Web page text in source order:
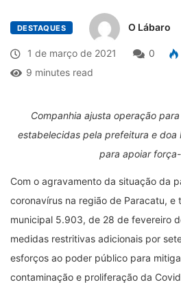
DESTAQUES O Lábaro
1 de março de 2021 0
9 minutes read
Companhia ajusta operação
estabelecidas pela prefeitura e doa
para apoiar
Com o agravamento da situação da
coronavírus na região de Paracatu,
municipal 5.903, de 28 de fevereiro
medidas restritivas adicionais por
esforços ao poder público para
contaminação e proliferação da